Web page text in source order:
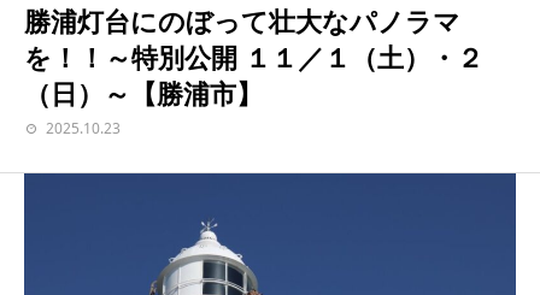
勝浦灯台にのぼって壮大なパノラマ
を！！～特別公開 １１／１（土）・２
（日）～【勝浦市】
2025.10.23